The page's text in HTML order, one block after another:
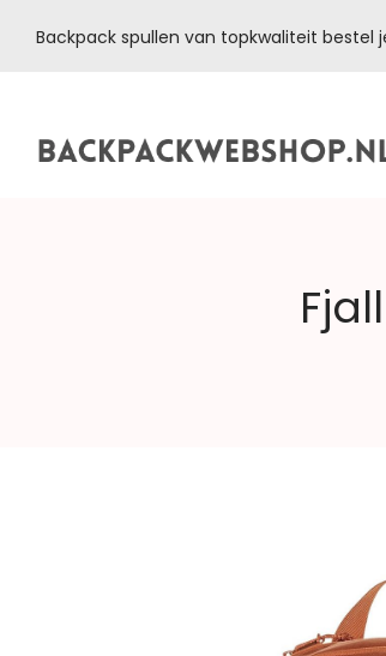
Backpack spullen van topkwaliteit bestel